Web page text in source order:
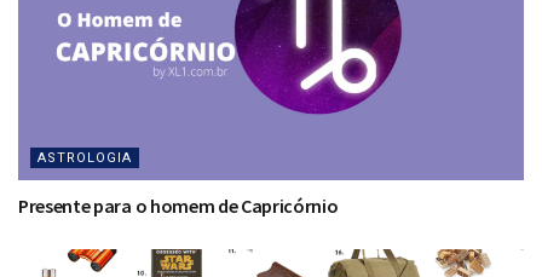
ASTROLOGIA
Presente para o homem de Capricórnio